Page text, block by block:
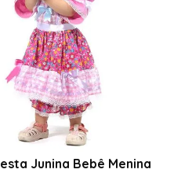
Saia Festa